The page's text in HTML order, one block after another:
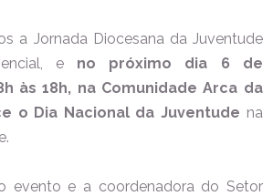
a Jornada Diocesana da Juventude
e no próximo dia 6 de
às 18h, na Comunidade Arca da
o Dia Nacional da Juventude na
evento e a coordenadora do Setor